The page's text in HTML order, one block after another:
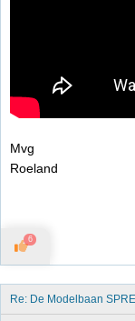
Mvg
Roeland
6
Re: De Modelbaan